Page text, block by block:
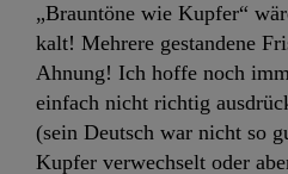
„Brauntöne wie Kupfer“
kalt! Mehrere gestandene
Ahnung! Ich hoffe noch
einfach nicht richtig
(sein Deutsch war nicht so
Kupfer verwechselt oder